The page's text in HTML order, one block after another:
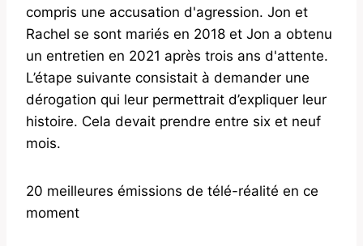
compris une accusation d'agression. Jon et
Rachel se sont mariés en 2018 et Jon a obtenu
un entretien en 2021 après trois ans d'attente.
L’étape suivante consistait à demander une
dérogation qui leur permettrait d’expliquer leur
histoire. Cela devait prendre entre six et neuf
mois.
20 meilleures émissions de télé-réalité en ce
moment